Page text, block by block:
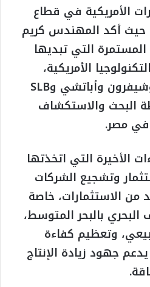
الأمريكية في قطاع
حيث أكد المهندس كريم
التي تبديها
الأمريكية،
ومنها إكسون موبيل وشيفرون وأباتشي وSLB
البحث والاستكشاف
في مصر.
الأخيرة التي اتخذتها
وتشجيع الشركات
من الاستثمارات، خاصة
بالبحر المتوسط،
وتعظيم كفاءة
جهود زيادة الإنتاج